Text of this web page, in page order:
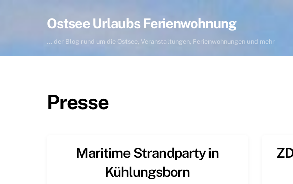
Ostsee Urlaubs Ferienwohnung
... der Blog rund um die Ostsee, Veranstaltungen, Ferienwohnungen und mehr
Presse
Maritime Strandparty in
Kühlungsborn